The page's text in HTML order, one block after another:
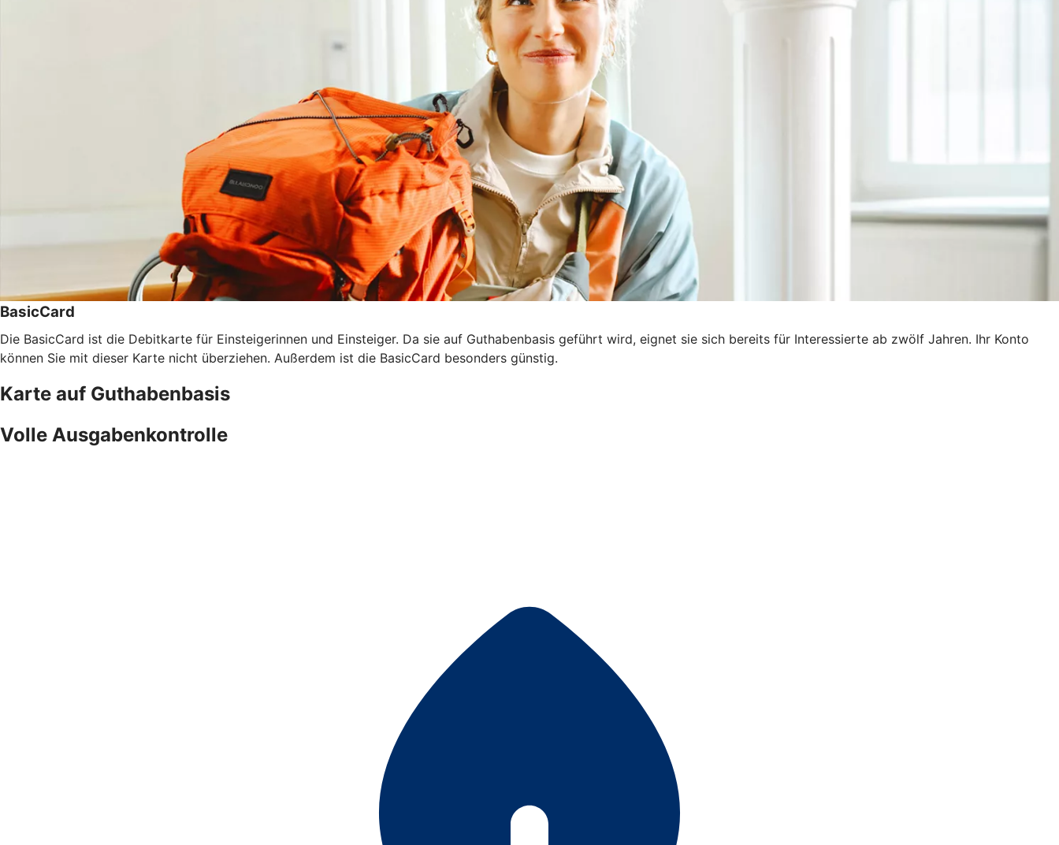
BasicCard
Die BasicCard ist die Debitkarte für Einsteigerinnen und Einsteiger. Da sie auf Guthabenbasis geführt wird, eignet sie sich bereits für Interessierte ab zwölf Jahren. Ihr Konto
können Sie mit dieser Karte nicht überziehen. Außerdem ist die BasicCard besonders günstig.
Karte auf Guthabenbasis
Volle Ausgabenkontrolle